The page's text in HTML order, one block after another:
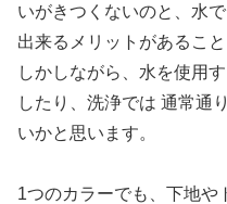
いがきつくないのと、水
出来るメリットがあること
しかしながら、水を使用
したり、洗浄では 通常通
いかと思います。
1つのカラーでも、下地や